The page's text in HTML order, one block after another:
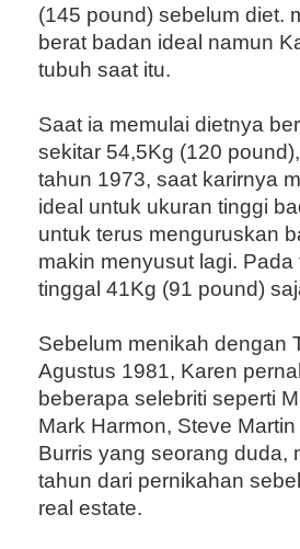
(145 pound) sebelum diet.
berat badan ideal namun
tubuh saat itu.
Saat ia memulai dietnya
sekitar 54,5Kg (120
tahun 1973, saat karirnya
ideal untuk ukuran tinggi
untuk terus menguruskan
makin menyusut lagi.
tinggal 41Kg (91 pound)
Sebelum menikah dengan
Agustus 1981, Karen
beberapa selebriti seperti
Mark Harmon, Steve
Burris yang seorang duda,
tahun dari pernikahan
real estate.